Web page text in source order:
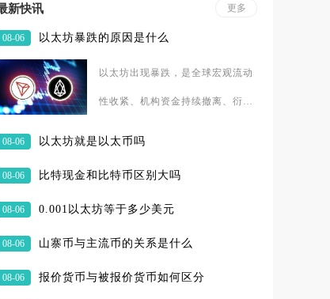
新快讯 更多
08-06 以太坊暴跌的原因是什么
以太坊出现暴跌，是全球宏观流动
性收紧、机构资金持续撤离、衍生
08-06 以太坊就是以太币吗
08-06 比特现金和比特币区别大吗
08-06 0.001以太坊等于多少美元
08-06 山寨币与主流币的关系是什么
08-06 报价货币与被报价货币如何区分